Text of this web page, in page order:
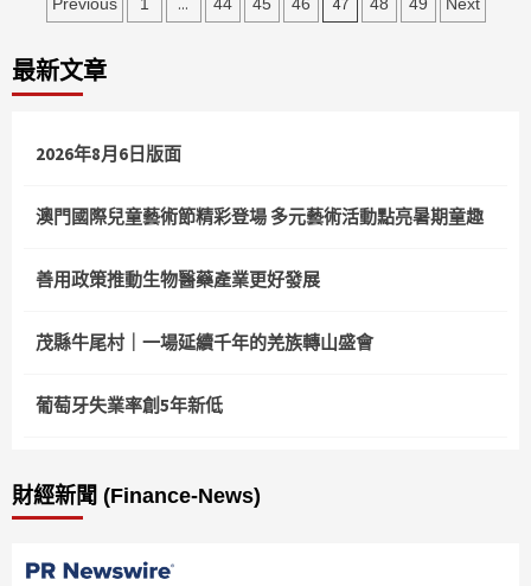
分
Previous 1 44 45 46 48 49 Next
最新文章
2026年8月6日版面
澳門國際兒童藝術節精彩登場 多元藝術活動點亮暑期童趣
善用政策推動生物醫藥產業更好發展
茂縣牛尾村｜一場延續千年的羌族轉山盛會
葡萄牙失業率創5年新低
財經新聞 (Finance-News)